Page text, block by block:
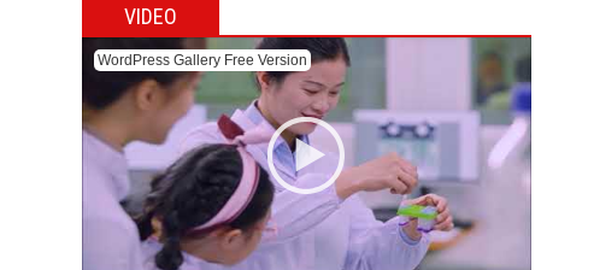
VIDEO
WordPress Gallery Free Version